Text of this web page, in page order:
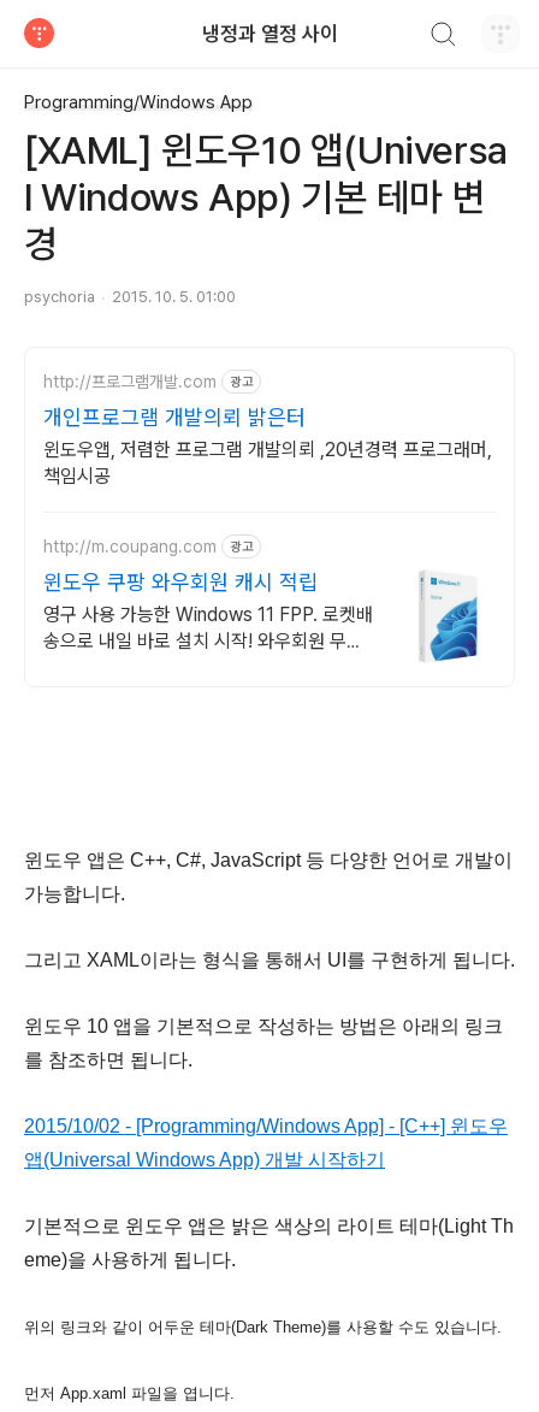
냉정과 열정 사이
Programming/Windows App
[XAML] 윈도우10 앱(Universa
l Windows App) 기본 테마 변
경
psychoria 2015. 10. 5. 01:00
http://프로그램개발.com 광고
개인프로그램 개발의뢰 밝은터
윈도우앱, 저렴한 프로그램 개발의뢰 ,20년경력 프로그래머,
책임시공
http://m.coupang.com 광고
윈도우 쿠팡 와우회원 캐시 적립
영구 사용 가능한 Windows 11 FPP. 로켓배
송으로 내일 바로 설치 시작! 와우회원 무료
윈도우 앱은 C++, C#, JavaScript 등 다양한 언어로 개발이
가능합니다.
그리고 XAML이라는 형식을 통해서 UI를 구현하게 됩니다.
윈도우 10 앱을 기본적으로 작성하는 방법은 아래의 링크
를 참조하면 됩니다.
2015/10/02 - [Programming/Windows App] - [C++] 윈도우
앱(Universal Windows App) 개발 시작하기
기본적으로 윈도우 앱은 밝은 색상의 라이트 테마(Light Th
eme)을 사용하게 됩니다.
위의 링크와 같이 어두운 테마(Dark Theme)를 사용할 수도 있습니다.
먼저 App.xaml 파일을 엽니다.